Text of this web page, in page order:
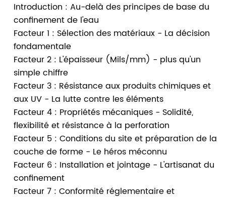
Introduction : Au-delà des principes de base du
confinement de l'eau
Facteur 1 : Sélection des matériaux - La décision
fondamentale
Facteur 2 : L'épaisseur (Mils/mm) - plus qu'un
simple chiffre
Facteur 3 : Résistance aux produits chimiques et
aux UV - La lutte contre les éléments
Facteur 4 : Propriétés mécaniques - Solidité,
flexibilité et résistance à la perforation
Facteur 5 : Conditions du site et préparation de la
couche de forme - Le héros méconnu
Facteur 6 : Installation et jointage - L'artisanat du
confinement
Facteur 7 : Conformité réglementaire et